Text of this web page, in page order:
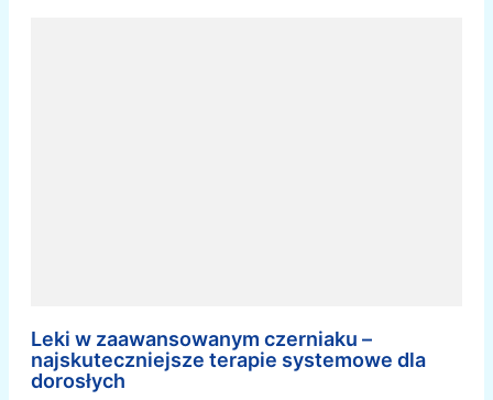
Leki w zaawansowanym czerniaku –
najskuteczniejsze terapie systemowe dla
dorosłych